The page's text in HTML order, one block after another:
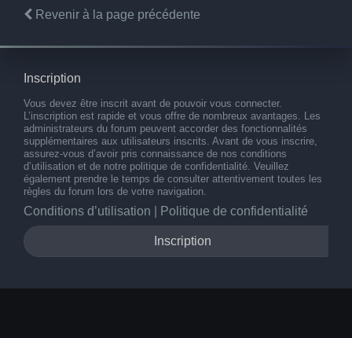
Revenir à la page précédente
Inscription
Vous devez être inscrit avant de pouvoir vous connecter.
L’inscription est rapide et vous offre de nombreux avantages. Les
administrateurs du forum peuvent accorder des fonctionnalités
supplémentaires aux utilisateurs inscrits. Avant de vous inscrire,
assurez-vous d’avoir pris connaissance de nos conditions
d’utilisation et de notre politique de confidentialité. Veuillez
également prendre le temps de consulter attentivement toutes les
règles du forum lors de votre navigation.
Conditions d’utilisation Politique de confidentialité
Inscription